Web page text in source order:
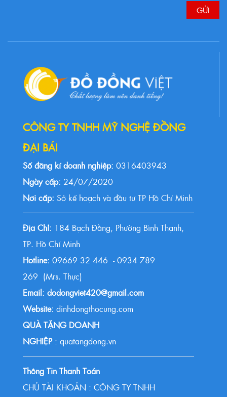
CÔNG TY TNHH MỸ NGHỆ ĐỒNG
ĐẠI BÁI
Số đăng kí doanh nghiệp: 0316403943
Ngày cấp: 24/07/2020
Nơi cấp: Sở kế hoạch và đầu tư TP Hồ Chí Minh
Địa Chỉ: 184 Bạch Đằng, Phường Bình Thạnh,
TP. Hồ Chí Minh
Hotline: 09669 32 446 - 0934 789
269 (Mrs. Thực)
Email: dodongviet420@gmail.com
Website: dinhdongthocung.com
QUÀ TẶNG DOANH
NGHIỆP : quatangdong.vn
Thông Tin Thanh Toán
CHỦ TÀI KHOẢN : CÔNG TY TNHH